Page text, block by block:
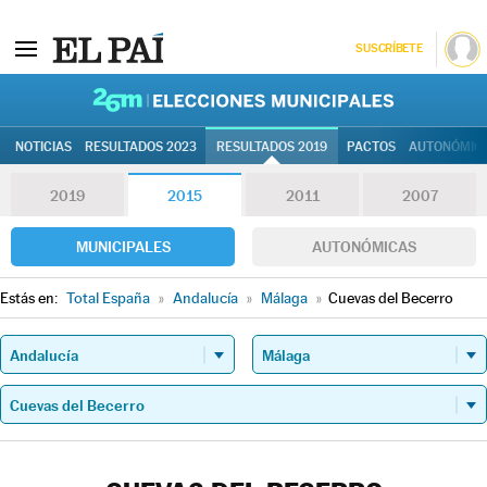
SUSCRÍBETE
NOTICIAS RESULTADOS 2023 RESULTADOS 2019 PACTOS
2019 2015 2011 2007
MUNICIPALES AUTONÓMICAS
Estás en: Total España » Andalucía » Málaga » Cuevas del Becerro